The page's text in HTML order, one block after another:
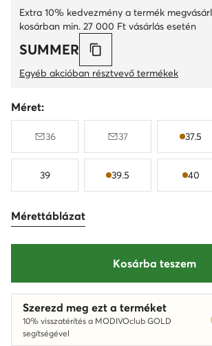
Extra 10% kedvezmény a termék
kosárban min. 27 000 Ft vásárlás esetén
SUMMER
Egyéb akcióban résztvevő termékek
Méret:
36 37 37.5
39 39.5 40
Mérettáblázat
Kosárba teszem
Szerezd meg ezt a terméket
10% visszatérítés a MODIVOclub GOLD
segítségével